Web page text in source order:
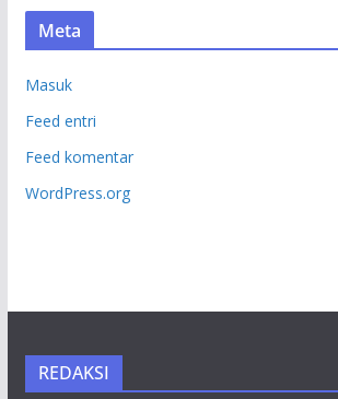
Meta
Masuk
Feed entri
Feed komentar
WordPress.org
REDAKSI